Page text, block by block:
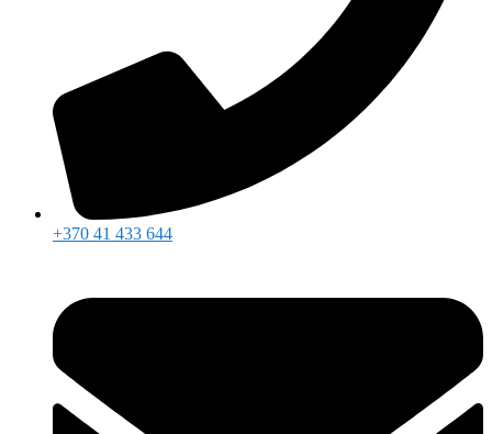
+370 41 433 644